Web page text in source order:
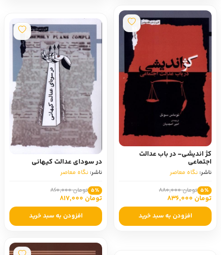
کژ اندیشی- در‌ باب‌ عدالت‌
اجتماعی
ناشر: نگاه معاصر
5٪ تومان 880,000
تومان 836,000
افزودن به سبد خرید
در سودای عدالت کیهانی
ناشر: نگاه معاصر
5٪ تومان 860,000
تومان 817,000
افزودن به سبد خرید